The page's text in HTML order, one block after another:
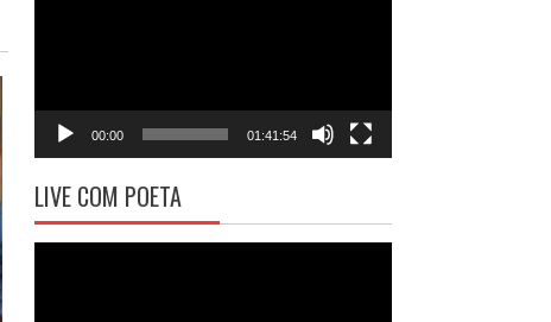
00:00 01:41:54
LIVE COM POETA